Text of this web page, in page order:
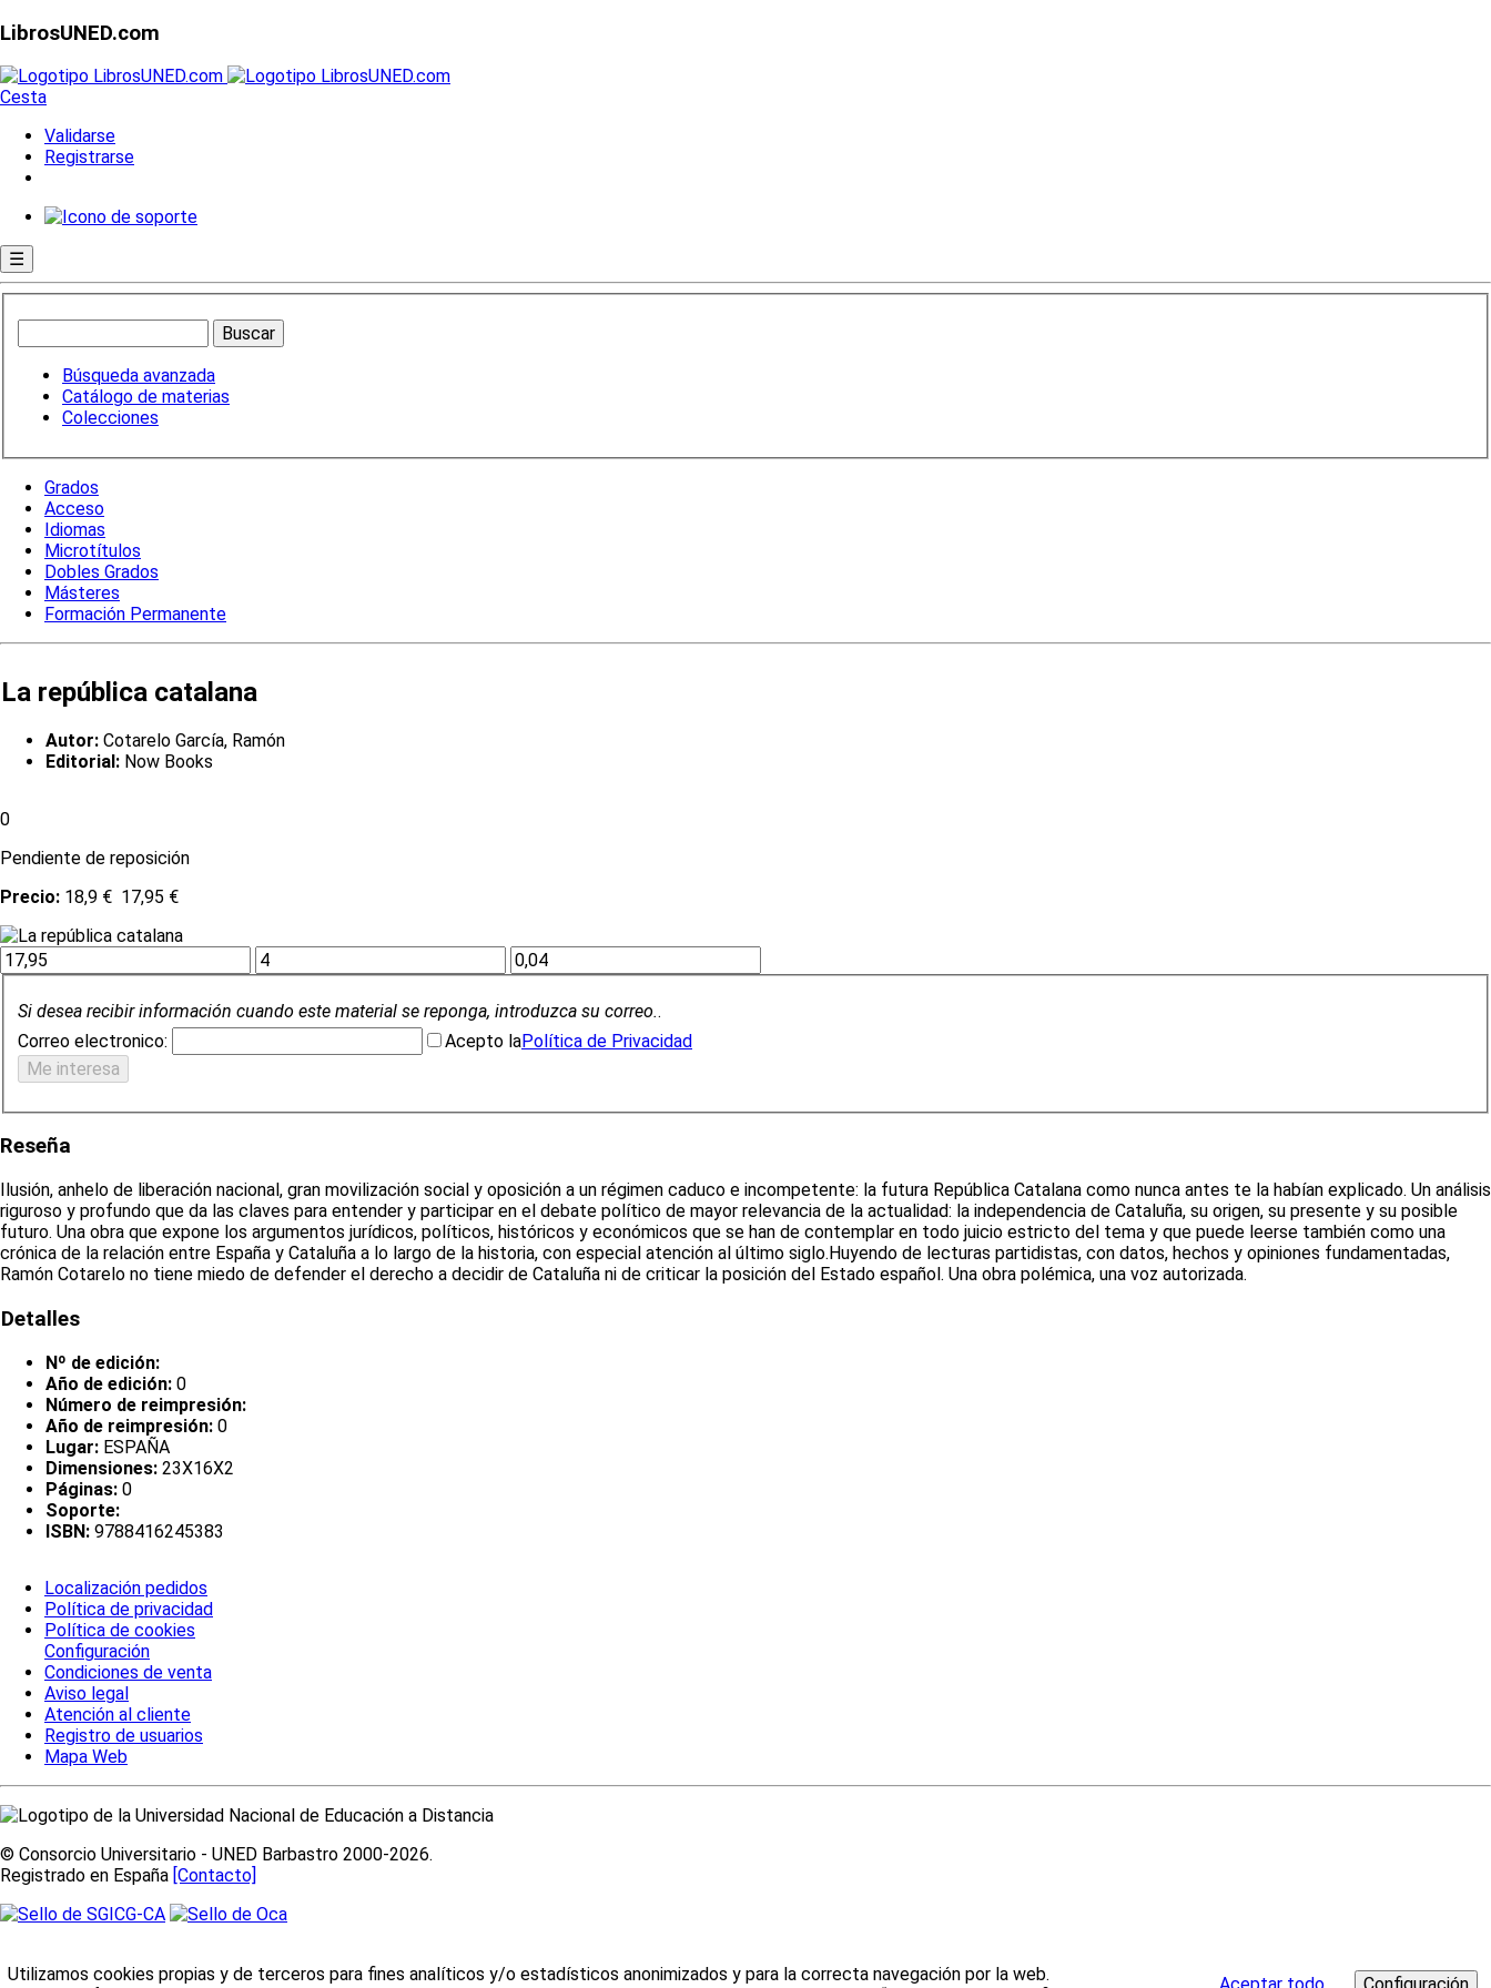
LibrosUNED.com
Cesta
Validarse
Registrarse
☰
Búsqueda avanzada
Catálogo de materias
Colecciones
Grados
Acceso
Idiomas
Microtítulos
Dobles Grados
Másteres
Formación Permanente
La república catalana
Autor: Cotarelo García, Ramón
Editorial: Now Books
0
Pendiente de reposición
Precio: 18,9 € 17,95 €
Si desea recibir información cuando este material se reponga, introduzca su correo..
Correo electronico:
Acepto laPolítica de Privacidad
Reseña
Ilusión, anhelo de liberación nacional, gran movilización social y oposición a un régimen caduco e incompetente: la futura República Catalana como nunca antes te la habían explicado. Un análisis
riguroso y profundo que da las claves para entender y participar en el debate político de mayor relevancia de la actualidad: la independencia de Cataluña, su origen, su presente y su posible
futuro. Una obra que expone los argumentos jurídicos, políticos, históricos y económicos que se han de contemplar en todo juicio estricto del tema y que puede leerse también como una
crónica de la relación entre España y Cataluña a lo largo de la historia, con especial atención al último siglo.Huyendo de lecturas partidistas, con datos, hechos y opiniones fundamentadas,
Ramón Cotarelo no tiene miedo de defender el derecho a decidir de Cataluña ni de criticar la posición del Estado español. Una obra polémica, una voz autorizada.
Detalles
Nº de edición:
Año de edición: 0
Número de reimpresión:
Año de reimpresión: 0
Lugar: ESPAÑA
Dimensiones: 23X16X2
Páginas: 0
Soporte:
ISBN: 9788416245383
Localización pedidos
Política de privacidad
Política de cookies
Configuración
Condiciones de venta
Aviso legal
Atención al cliente
Registro de usuarios
Mapa Web
© Consorcio Universitario - UNED Barbastro 2000-2026.
Registrado en España [Contacto]
Utilizamos cookies propias y de terceros para fines analíticos y/o estadísticos anonimizados y para la correcta navegación por la web.